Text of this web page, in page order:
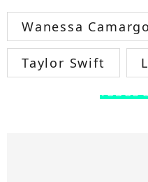
Wanessa Camargo
Taylor Swift
TODOS